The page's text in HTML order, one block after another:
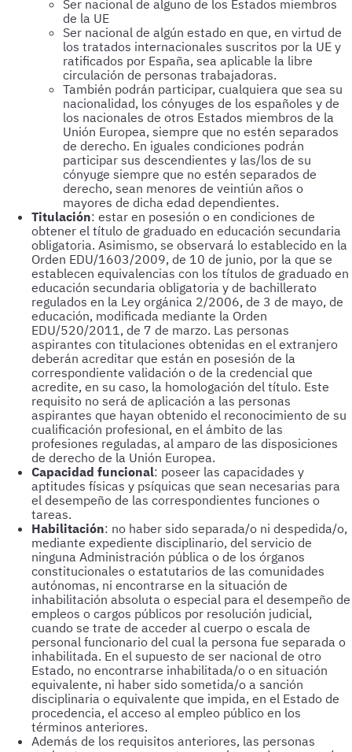
Ser nacional de alguno de los Estados miembros
de la UE
Ser nacional de algún estado en que, en virtud de
los tratados internacionales suscritos por la UE y
ratificados por España, sea aplicable la libre
circulación de personas trabajadoras.
También podrán participar, cualquiera que sea su
nacionalidad, los cónyuges de los españoles y de
los nacionales de otros Estados miembros de la
Unión Europea, siempre que no estén separados
de derecho. En iguales condiciones podrán
participar sus descendientes y las/los de su
cónyuge siempre que no estén separados de
derecho, sean menores de veintiún años o
mayores de dicha edad dependientes.
Titulación: estar en posesión o en condiciones de
obtener el título de graduado en educación secundaria
obligatoria. Asimismo, se observará lo establecido en la
Orden EDU/1603/2009, de 10 de junio, por la que se
establecen equivalencias con los títulos de graduado en
educación secundaria obligatoria y de bachillerato
regulados en la Ley orgánica 2/2006, de 3 de mayo, de
educación, modificada mediante la Orden
EDU/520/2011, de 7 de marzo. Las personas
aspirantes con titulaciones obtenidas en el extranjero
deberán acreditar que están en posesión de la
correspondiente validación o de la credencial que
acredite, en su caso, la homologación del título. Este
requisito no será de aplicación a las personas
aspirantes que hayan obtenido el reconocimiento de su
cualificación profesional, en el ámbito de las
profesiones reguladas, al amparo de las disposiciones
de derecho de la Unión Europea.
Capacidad funcional: poseer las capacidades y
aptitudes físicas y psíquicas que sean necesarias para
el desempeño de las correspondientes funciones o
tareas.
Habilitación: no haber sido separada/o ni despedida/o,
mediante expediente disciplinario, del servicio de
ninguna Administración pública o de los órganos
constitucionales o estatutarios de las comunidades
autónomas, ni encontrarse en la situación de
inhabilitación absoluta o especial para el desempeño de
empleos o cargos públicos por resolución judicial,
cuando se trate de acceder al cuerpo o escala de
personal funcionario del cual la persona fue separada o
inhabilitada. En el supuesto de ser nacional de otro
Estado, no encontrarse inhabilitada/o o en situación
equivalente, ni haber sido sometida/o a sanción
disciplinaria o equivalente que impida, en el Estado de
procedencia, el acceso al empleo público en los
términos anteriores.
Además de los requisitos anteriores, las personas